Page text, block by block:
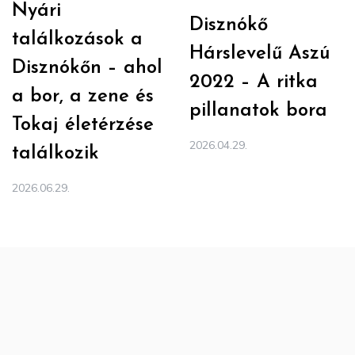
Nyári
találkozások a
Disznókőn – ahol
a bor, a zene és
Tokaj életérzése
találkozik
2026.06.29.
Disznókő
Hárslevelű Aszú
2022 – A ritka
pillanatok bora
2026.04.29.